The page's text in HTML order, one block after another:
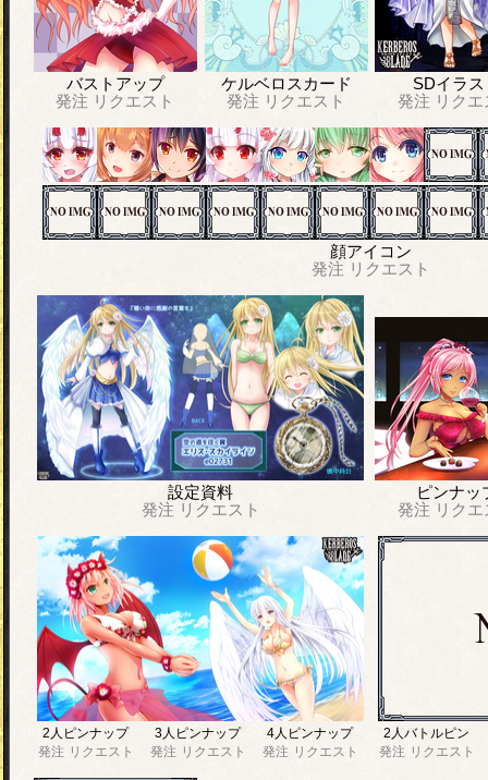
バストアップ
発注 リクエスト
ケルベロスカード
発注 リクエスト
SDイラス
発注 リク
顔アイコン
発注 リクエスト
設定資料
発注 リクエスト
ピンナッ
発注 リク
2人ピンナップ
発注 リクエスト
3人ピンナップ
発注 リクエスト
4人ピンナップ
発注 リクエスト
2人バトルピン
発注 リクエスト